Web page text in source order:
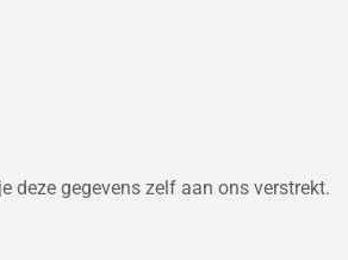
deze gegevens zelf aan ons verstrekt.